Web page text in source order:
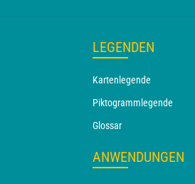
LEGENDEN
Kartenlegende
Piktogrammlegende
Glossar
ANWENDUNGEN